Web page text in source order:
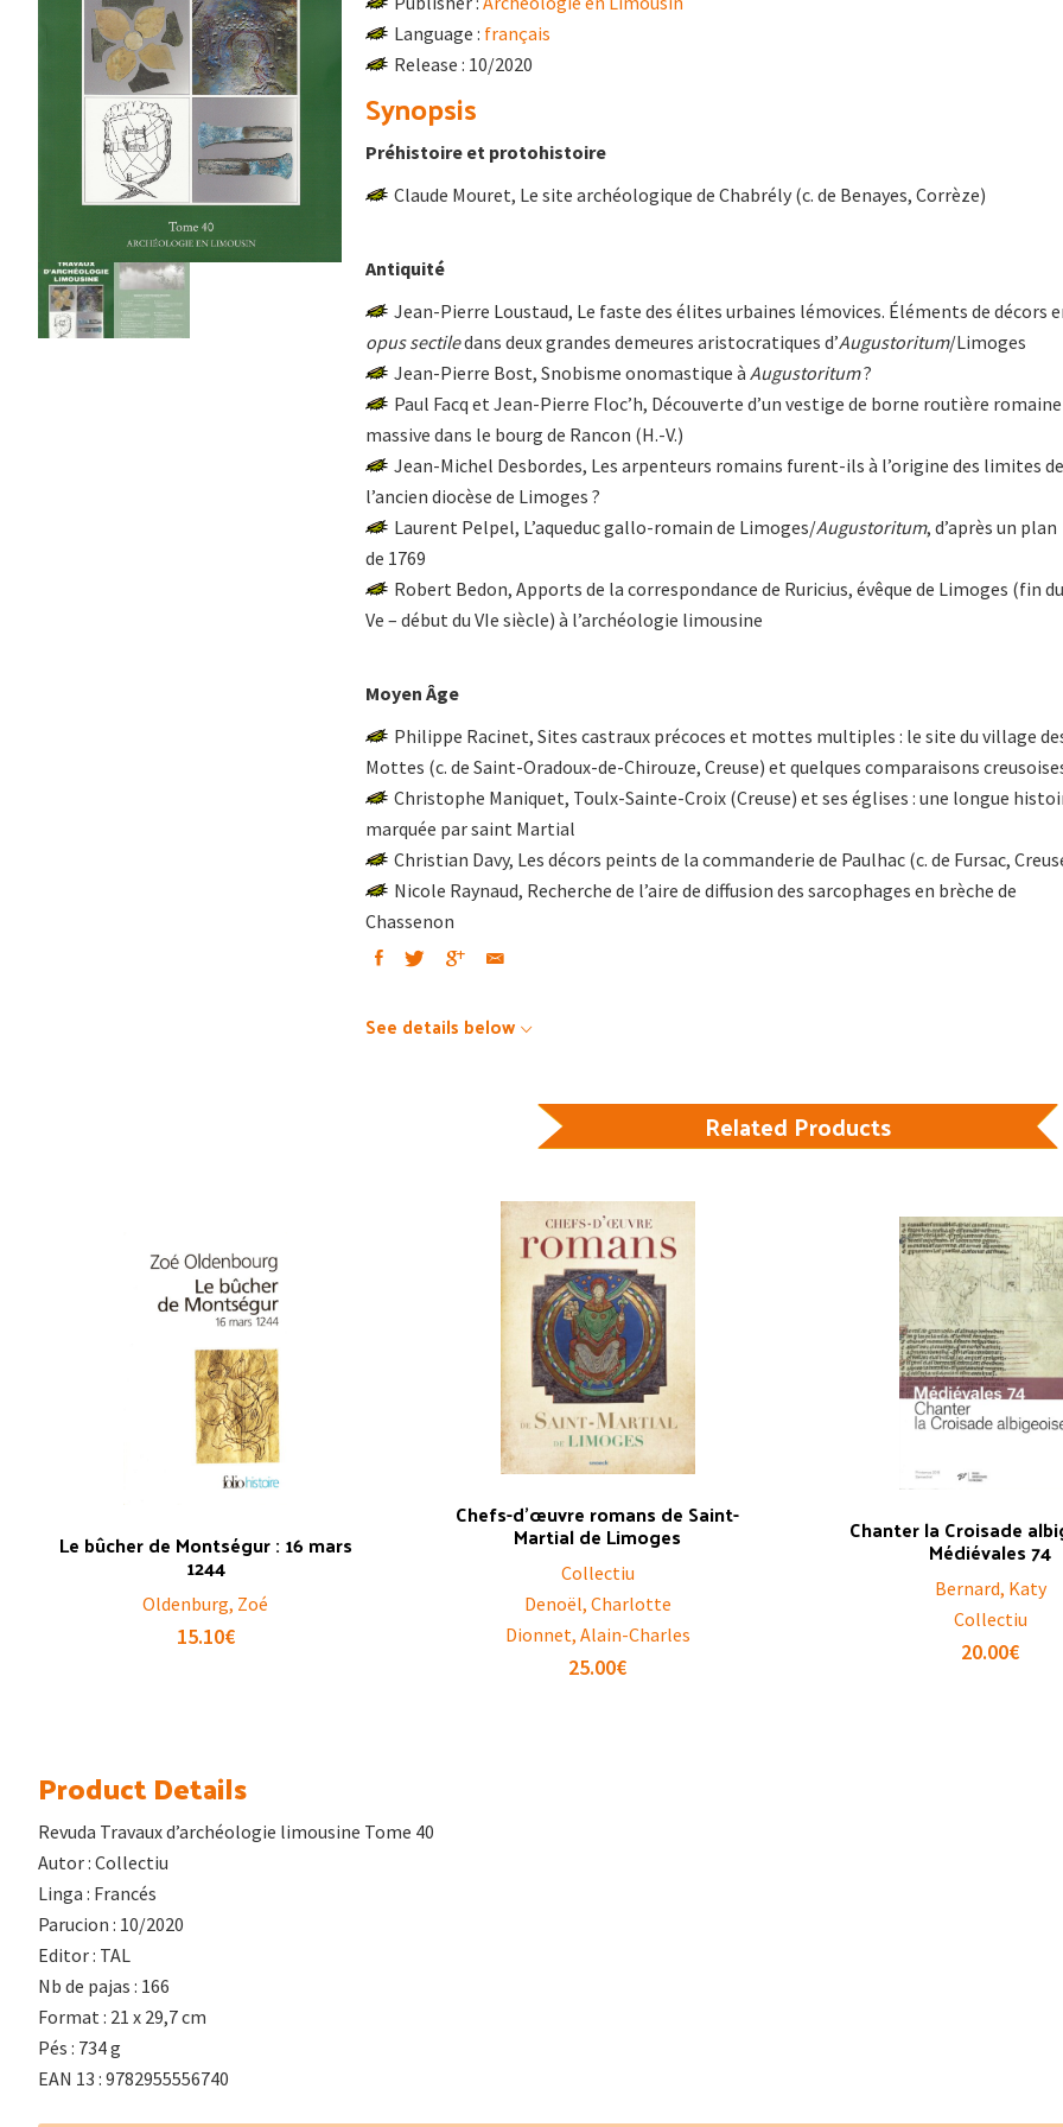
Language : français
Release : 10/2020
Synopsis
Préhistoire et protohistoire
Claude Mouret, Le site archéologique de Chabrély (c. de Benayes, Corrèze)
Antiquité
Jean-Pierre Loustaud, Le faste des élites urbaines lémovices. Éléments de décors
opus sectiledans deux grandes demeures aristocratiques d’Augustoritum/Limoges
Jean-Pierre Bost, Snobisme onomastique à Augustoritum?
Paul Facq et Jean-Pierre Floc’h, Découverte d’un vestige de borne routière romaine
massive dans le bourg de Rancon (H.-V.)
Jean-Michel Desbordes, Les arpenteurs romains furent-ils à l’origine des limites de
l’ancien diocèse de Limoges ?
Laurent Pelpel, L’aqueduc gallo-romain de Limoges/Augustoritum, d’après un plan
de 1769
Robert Bedon, Apports de la correspondance de Ruricius, évêque de Limoges (fin du
Ve – début du VIe siècle) à l’archéologie limousine
Moyen Âge
Philippe Racinet, Sites castraux précoces et mottes multiples : le site du village
Mottes (c. de Saint-Oradoux-de-Chirouze, Creuse) et quelques comparaisons
Christophe Maniquet, Toulx-Sainte-Croix (Creuse) et ses églises : une longue
marquée par saint Martial
Christian Davy, Les décors peints de la commanderie de Paulhac (c. de Fursac,
Nicole Raynaud, Recherche de l’aire de diffusion des sarcophages en brèche de
Chassenon
See details below
Related Products
Le bûcher de Montségur : 16 mars
1244
Oldenburg, Zoé
15.10€
Chefs-d’œuvre romans de Saint-
Martial de Limoges
Collectiu
Denoël, Charlotte
Dionnet, Alain-Charles
25.00€
Chanter la Croisade
Médiévales 74
Bernard, Katy
Collectiu
20.00€
Product Details
Revuda Travaux d’archéologie limousine Tome 40
Autor : Collectiu
Linga : Francés
Parucion : 10/2020
Editor : TAL
Nb de pajas : 166
Format : 21 x 29,7 cm
Pés : 734 g
EAN 13 : 9782955556740